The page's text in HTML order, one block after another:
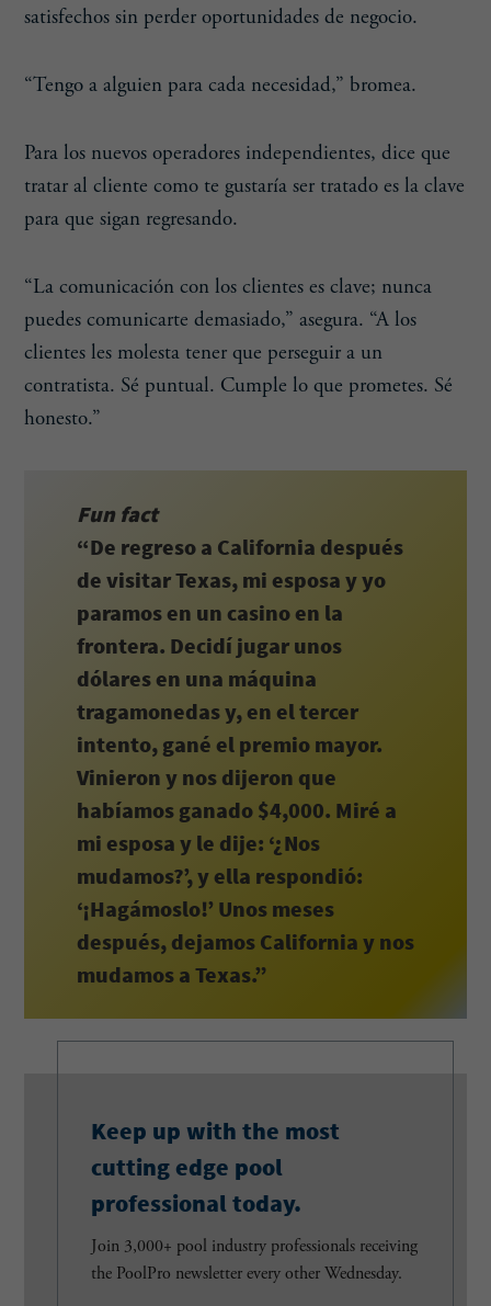
satisfechos sin perder oportunidades de negocio.
“Tengo a alguien para cada necesidad,” bromea.
Para los nuevos operadores independientes, dice que
tratar al cliente como te gustaría ser tratado es la clave
para que sigan regresando.
“La comunicación con los clientes es clave; nunca
puedes comunicarte demasiado,” asegura. “A los
clientes les molesta tener que perseguir a un
contratista. Sé puntual. Cumple lo que prometes. Sé
honesto.”
Fun fact
“De regreso a California después
de visitar Texas, mi esposa y yo
paramos en un casino en la
frontera. Decidí jugar unos
dólares en una máquina
tragamonedas y, en el tercer
intento, gané el premio mayor.
Vinieron y nos dijeron que
habíamos ganado $4,000. Miré a
mi esposa y le dije: ‘¿Nos
mudamos?’, y ella respondió:
‘¡Hagámoslo!’ Unos meses
después, dejamos California y nos
mudamos a Texas.”
Keep up with the most
cutting edge pool
professional today.
Join 3,000+ pool industry professionals receiving
the PoolPro newsletter every other Wednesday.